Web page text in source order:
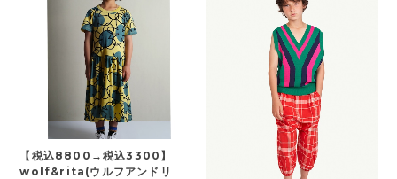
【税込8800→税込3300】
wolf&rita(ウルフアンドリ